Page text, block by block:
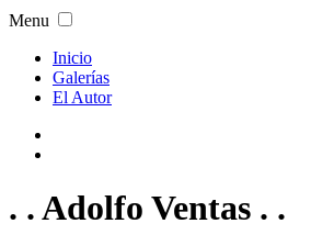
Menu
Inicio
Galerías
El Autor
. . Adolfo Ventas . .